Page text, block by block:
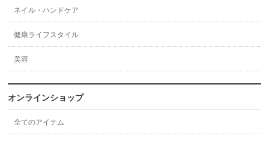
ネイル・ハンドケア
健康ライフスタイル
美容
オンラインショップ
全てのアイテム